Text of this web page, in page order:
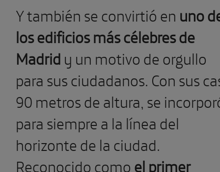
Y también se convirtió en uno
los edificios más célebres de
Madridy un motivo de orgullo
para sus ciudadanos. Con sus
90 metros de altura, se
para siempre a la línea del
horizonte de la ciudad.
Reconocido comoel primer